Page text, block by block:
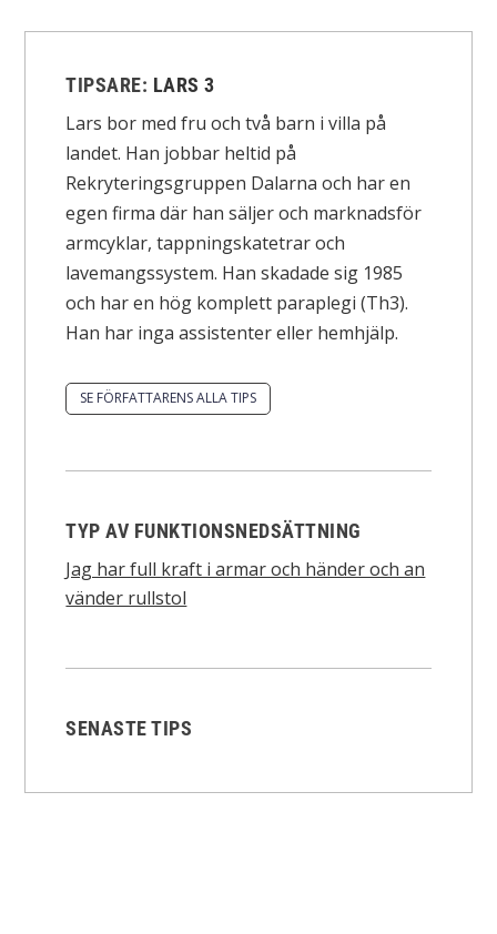
TIPSARE: LARS 3
Lars bor med fru och två barn i villa på
landet. Han jobbar heltid på
Rekryteringsgruppen Dalarna och har en
egen firma där han säljer och marknadsför
armcyklar, tappningskatetrar och
lavemangssystem. Han skadade sig 1985
och har en hög komplett paraplegi (Th3).
Han har inga assistenter eller hemhjälp.
SE FÖRFATTARENS ALLA TIPS
TYP AV FUNKTIONSNEDSÄTTNING
Jag har full kraft i armar och händer och an
vänder rullstol
SENASTE TIPS